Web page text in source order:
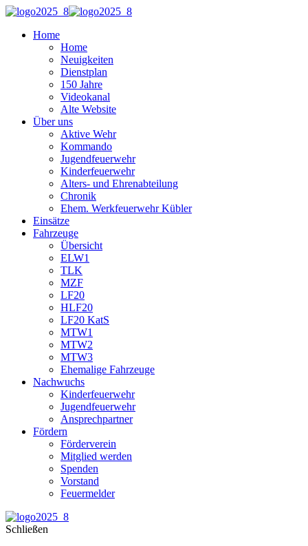
Home
Home
Neuigkeiten
Dienstplan
150 Jahre
Videokanal
Alte Website
Über uns
Aktive Wehr
Kommando
Jugendfeuerwehr
Kinderfeuerwehr
Alters- und Ehrenabteilung
Chronik
Ehem. Werkfeuerwehr Kübler
Einsätze
Fahrzeuge
Übersicht
ELW1
TLK
MZF
LF20
HLF20
LF20 KatS
MTW1
MTW2
MTW3
Ehemalige Fahrzeuge
Nachwuchs
Kinderfeuerwehr
Jugendfeuerwehr
Ansprechpartner
Fördern
Förderverein
Mitglied werden
Spenden
Vorstand
Feuermelder
Schließen